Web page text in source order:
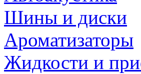
Шины и диски
Ароматизаторы
Жидкости и